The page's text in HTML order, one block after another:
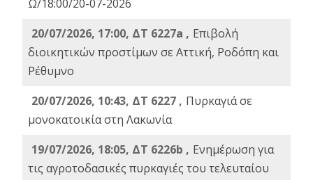
Ω/18:00/20-07-2026
20/07/2026, 17:00, ΔΤ 6227a , Επιβολή
διοικητικών προστίμων σε Αττική, Ροδόπη και
Ρέθυμνο
20/07/2026, 10:43, ΔΤ 6227 , Πυρκαγιά σε
μονοκατοικία στη Λακωνία
19/07/2026, 18:05, ΔΤ 6226b , Ενημέρωση για
τις αγροτοδασικές πυρκαγιές του τελευταίου